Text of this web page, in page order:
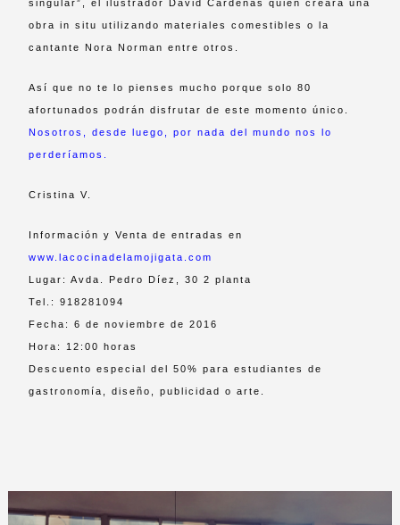
singular”, el ilustrador David Cárdenas quien creará una
obra in situ utilizando materiales comestibles o la
cantante Nora Norman entre otros.
Así que no te lo pienses mucho porque solo 80
afortunados podrán disfrutar de este momento único.
Nosotros, desde luego, por nada del mundo nos lo
perderíamos.
Cristina V.
Información y Venta de entradas en
www.lacocinadelamojigata.com
Lugar: Avda. Pedro Díez, 30 2 planta
Tel.: 918281094
Fecha: 6 de noviembre de 2016
Hora: 12:00 horas
Descuento especial del 50% para estudiantes de
gastronomía, diseño, publicidad o arte.